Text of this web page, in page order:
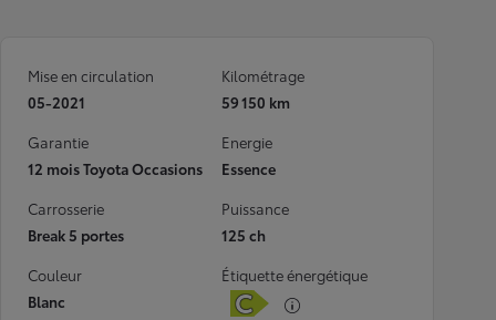
Mise en circulation
05-2021
Kilométrage
59 150 km
Garantie
12 mois Toyota Occasions
Energie
Essence
Carrosserie
Break 5 portes
Puissance
125 ch
Couleur
Blanc
Étiquette énergétique